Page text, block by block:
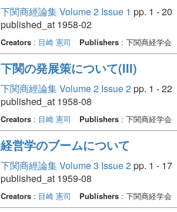
下関商經論集 Volume 2 Issue 1 pp. 1 - 20
published_at 1958-02
Creators: 目崎 憲司 Publishers: 下関商経学会
下関の発展策について(III)
下関商經論集 Volume 2 Issue 2pp. 1 - 22
published_at 1958-08
Creators: 目崎 憲司 Publishers: 下関商経学会
経営学のブームについて
下関商經論集 Volume 3 Issue 2pp. 1 - 17
published_at 1959-08
Creators: 目崎 憲司 Publishers: 下関商経学会